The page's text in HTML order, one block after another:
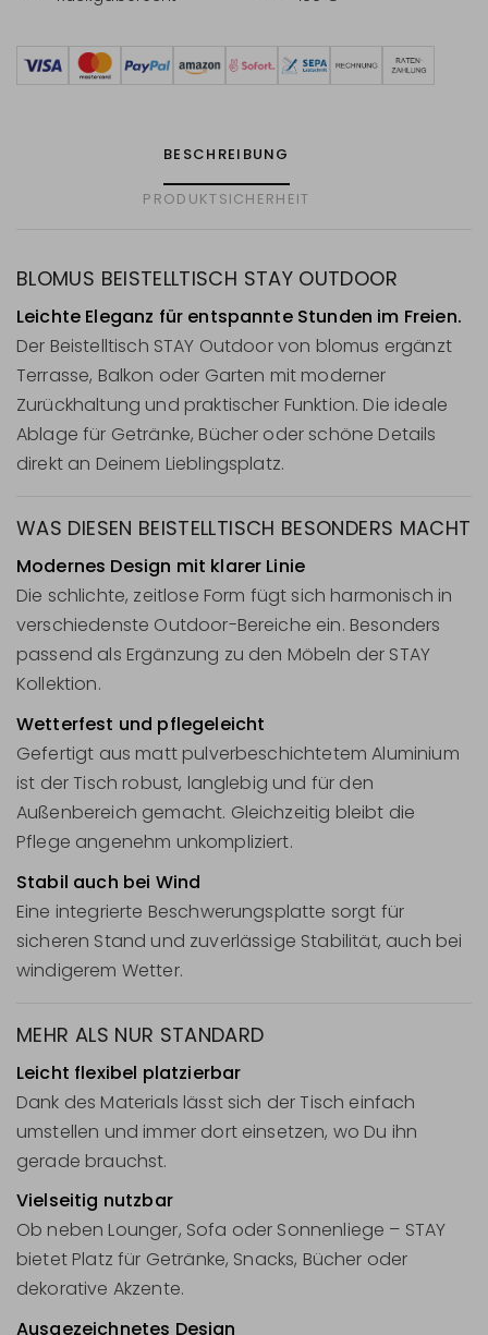
BESCHREIBUNG
PRODUKTSICHERHEIT
BLOMUS BEISTELLTISCH STAY OUTDOOR
Leichte Eleganz für entspannte Stunden im Freien.
Der Beistelltisch STAY Outdoor von blomus ergänzt
Terrasse, Balkon oder Garten mit moderner
Zurückhaltung und praktischer Funktion. Die ideale
Ablage für Getränke, Bücher oder schöne Details
direkt an Deinem Lieblingsplatz.
WAS DIESEN BEISTELLTISCH BESONDERS MACHT
Modernes Design mit klarer Linie
Die schlichte, zeitlose Form fügt sich harmonisch in
verschiedenste Outdoor-Bereiche ein. Besonders
passend als Ergänzung zu den Möbeln der STAY
Kollektion.
Wetterfest und pflegeleicht
Gefertigt aus matt pulverbeschichtetem Aluminium
ist der Tisch robust, langlebig und für den
Außenbereich gemacht. Gleichzeitig bleibt die
Pflege angenehm unkompliziert.
Stabil auch bei Wind
Eine integrierte Beschwerungsplatte sorgt für
sicheren Stand und zuverlässige Stabilität, auch bei
windigerem Wetter.
MEHR ALS NUR STANDARD
Leicht flexibel platzierbar
Dank des Materials lässt sich der Tisch einfach
umstellen und immer dort einsetzen, wo Du ihn
gerade brauchst.
Vielseitig nutzbar
Ob neben Lounger, Sofa oder Sonnenliege – STAY
bietet Platz für Getränke, Snacks, Bücher oder
dekorative Akzente.
Ausgezeichnetes Design